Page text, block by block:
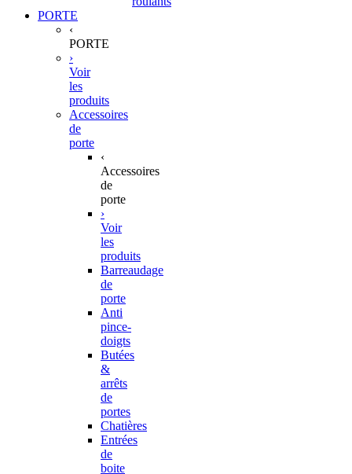
PORTE
‹
PORTE
›
Voir
les
produits
Accessoires
de
porte
‹
Accessoires
de
porte
›
Voir
les
produits
Barreaudage
de
porte
Anti
pince-
doigts
Butées
&
arrêts
de
portes
Chatières
Entrées
de
boite